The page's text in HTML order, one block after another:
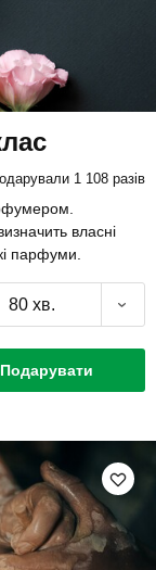
1 108 разів
власні
парфуми.
80 хв.
Подарувати